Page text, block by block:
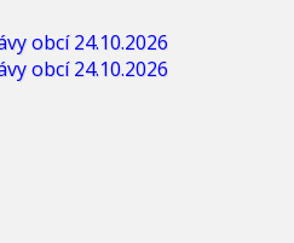
obcí 24.10.2026
obcí 24.10.2026